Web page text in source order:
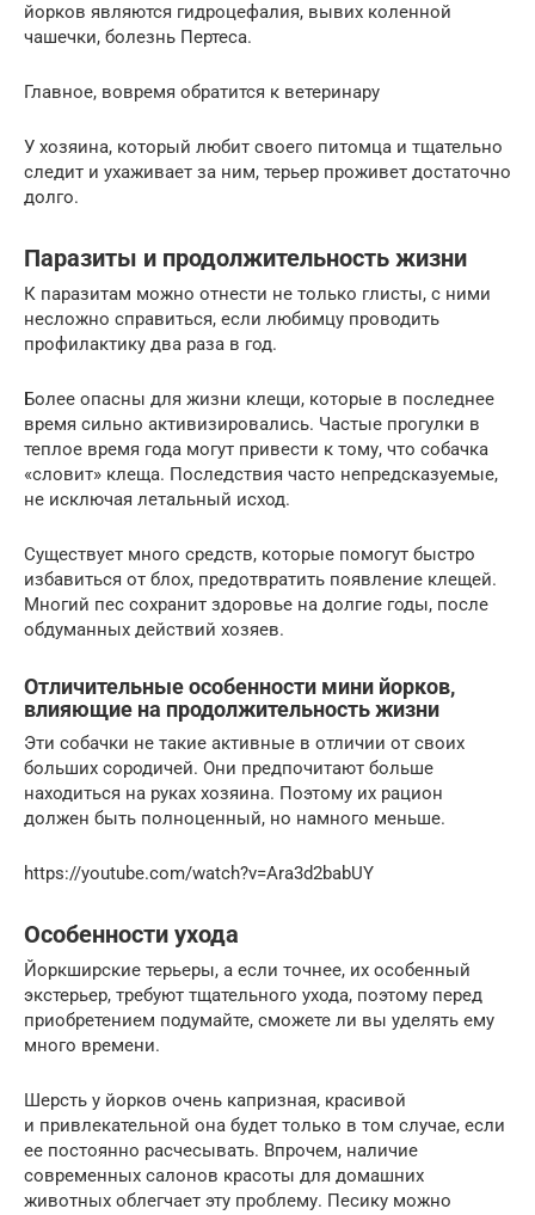
йорков являются гидроцефалия, вывих коленной
чашечки, болезнь Пертеса.
Главное, вовремя обратится к ветеринару
У хозяина, который любит своего питомца и тщательно
следит и ухаживает за ним, терьер проживет достаточно
долго.
Паразиты и продолжительность жизни
К паразитам можно отнести не только глисты, с ними
несложно справиться, если любимцу проводить
профилактику два раза в год.
Более опасны для жизни клещи, которые в последнее
время сильно активизировались. Частые прогулки в
теплое время года могут привести к тому, что собачка
«словит» клеща. Последствия часто непредсказуемые,
не исключая летальный исход.
Существует много средств, которые помогут быстро
избавиться от блох, предотвратить появление клещей.
Многий пес сохранит здоровье на долгие годы, после
обдуманных действий хозяев.
Отличительные особенности мини йорков,
влияющие на продолжительность жизни
Эти собачки не такие активные в отличии от своих
больших сородичей. Они предпочитают больше
находиться на руках хозяина. Поэтому их рацион
должен быть полноценный, но намного меньше.
https://youtube.com/watch?v=Ara3d2babUY
Особенности ухода
Йоркширские терьеры, а если точнее, их особенный
экстерьер, требуют тщательного ухода, поэтому перед
приобретением подумайте, сможете ли вы уделять ему
много времени.
Шерсть у йорков очень капризная, красивой
и привлекательной она будет только в том случае, если
ее постоянно расчесывать. Впрочем, наличие
современных салонов красоты для домашних
животных облегчает эту проблему. Песику можно